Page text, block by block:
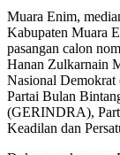
Muara Enim,
Kabupaten Muara
pasangan calon
Hanan Zulkarnain
Nasional
Partai Bulan
(GERINDRA),
Keadilan dan